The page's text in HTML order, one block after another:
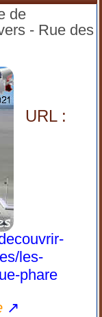
de
- Rue des
URL :
les-
phare
↗